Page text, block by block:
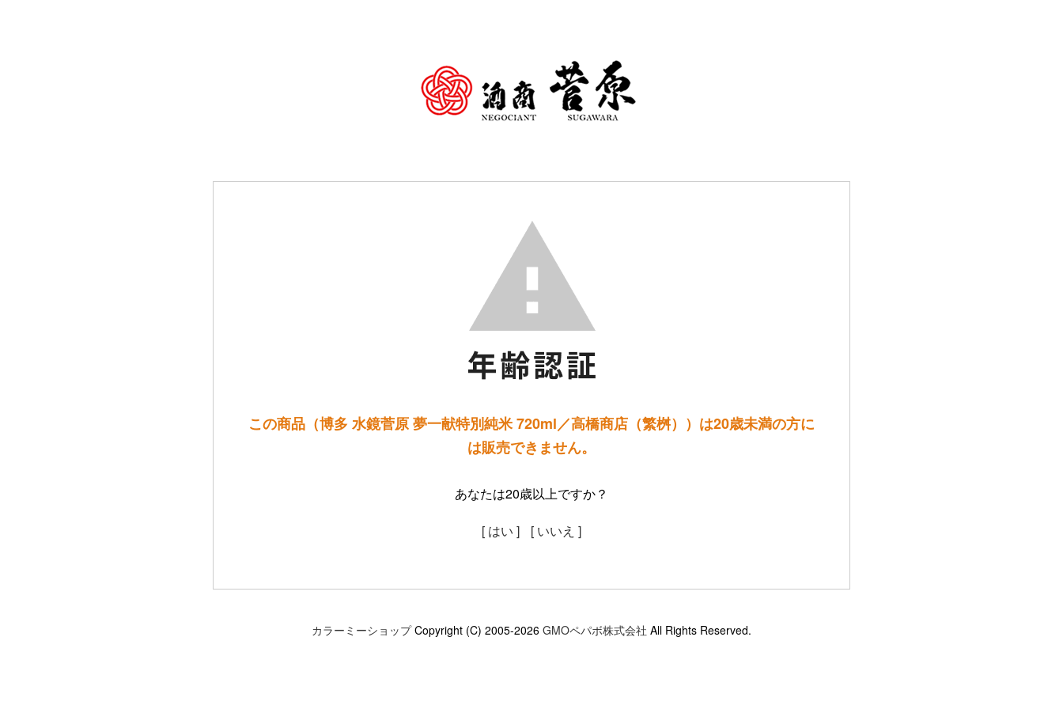
この商品（博多 水鏡菅原 夢一献特別純米 720ml／高橋商店（繁桝））は20歳未満の方に
は販売できません。
あなたは20歳以上ですか？
[ はい ] [ いいえ ]
カラーミーショップCopyright (C) 2005-2026 GMOペパボ株式会社 All Rights Reserved.